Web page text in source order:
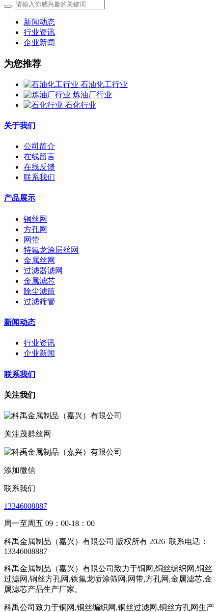
新闻动态
行业资讯
企业新闻
为您推荐
石油化工行业
炼油厂行业
石化行业
关于我们
公司简介
在线留言
在线反馈
联系我们
产品展示
铜丝网
方孔网
网带
特氟龙涂层丝网
金属丝网
过滤器滤网
金属滤芯
除尘滤筒
过滤筛管
新闻动态
行业资讯
企业新闻
联系我们
关注我们
关注茂群丝网
添加微信
联系我们
13346008887
周一至周五 09：00-18：00
科禹金属制品（嘉兴）有限公司 版权所有 2026 联系电话：
13346008887
科禹金属制品（嘉兴）有限公司致力于铜网,铜丝编织网,铜丝
过滤网,铜丝方孔网,铁氟龙喷涂筛网,网带,方孔网,金属滤芯,金
属滤芯产品生产厂家。
科禹公司致力于铜网,铜丝编织网,铜丝过滤网,铜丝方孔网生产